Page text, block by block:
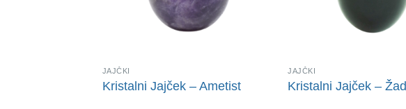
JAJČKI
Kristalni Jajček – Ametist
JAJČKI
Kristalni Jajček – Žad